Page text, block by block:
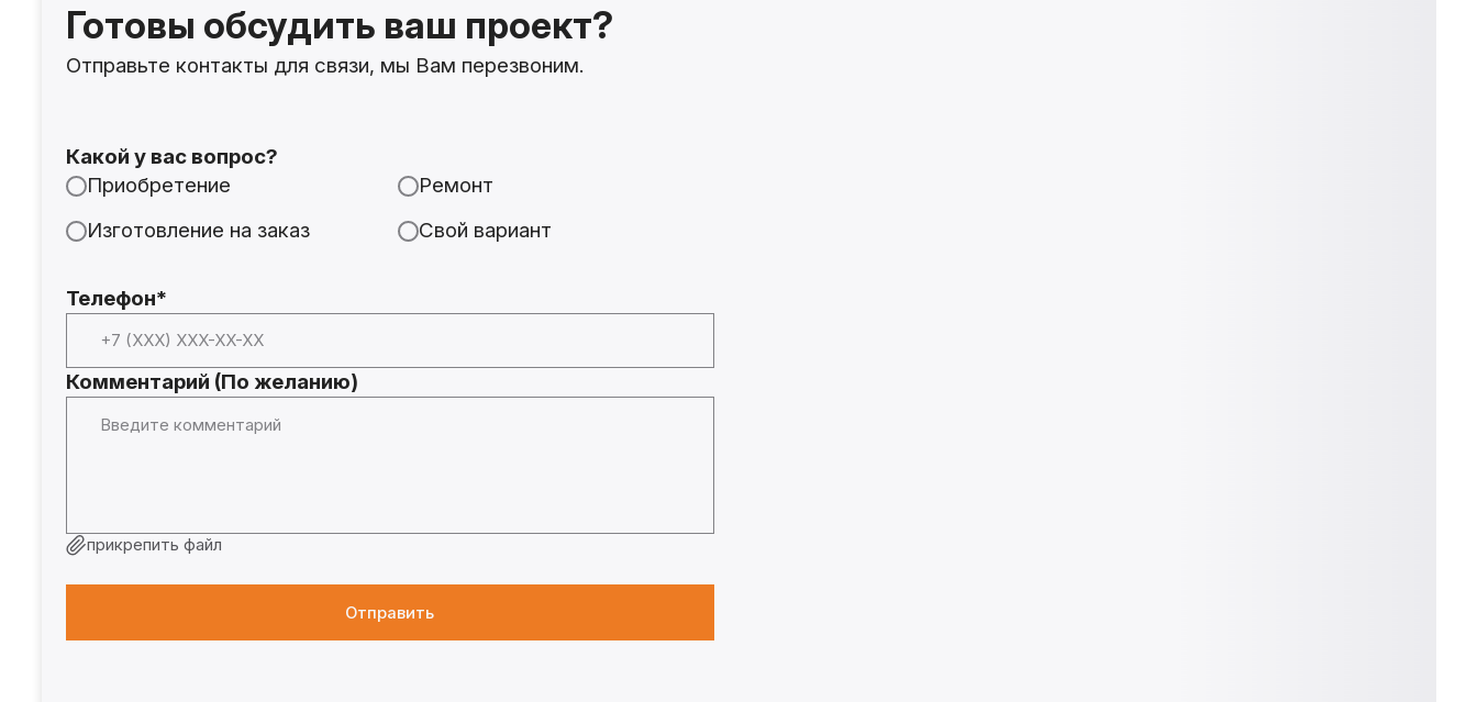
Готовы обсудить ваш проект?
Отправьте контакты для связи, мы Вам перезвоним.
Какой у вас вопрос?
Приобретение
Ремонт
Изготовление на заказ
Свой вариант
Телефон*
Комментарий (По желанию)
прикрепить файл
Отправить